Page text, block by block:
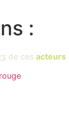
:
de ces acteurs